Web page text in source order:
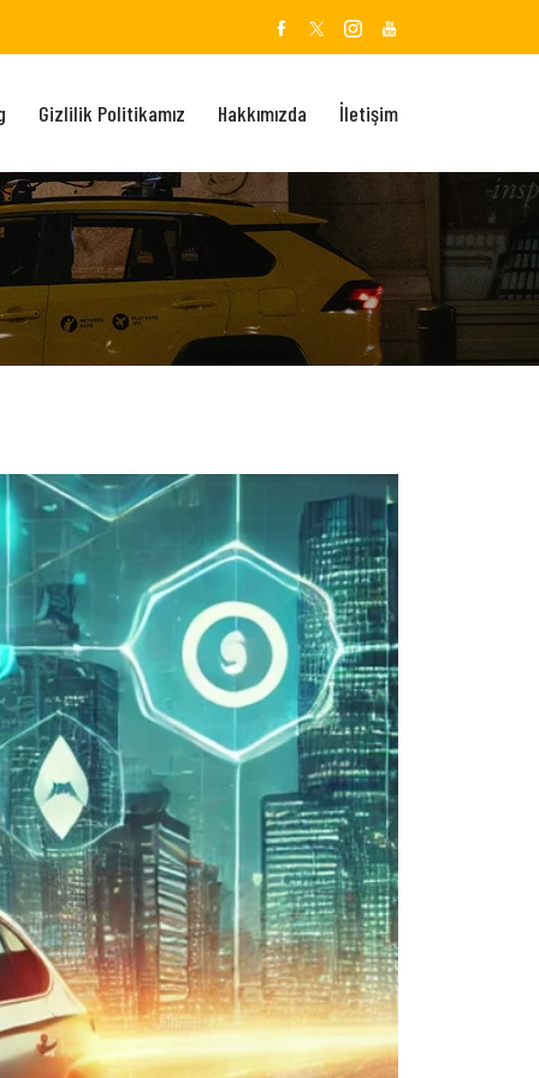
Gizlilik Politikamız Hakkımızda İletişim